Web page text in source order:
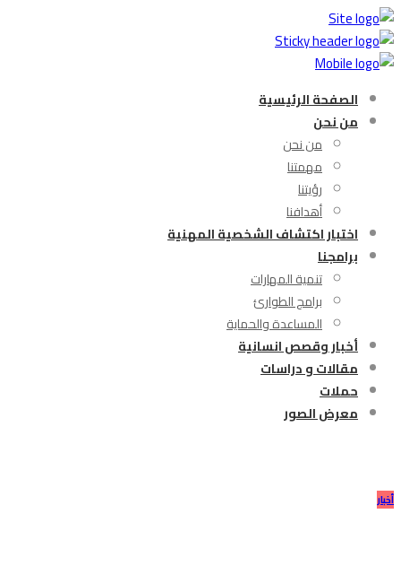
الصفحة الرئيسية
من نحن
من نحن
مهمتنا
رؤيتنا
أهدافنا
اختبار اكتشاف الشخصية المهنية
برامجنا
تنمية المهارات
برامج الطوارئ
المساعدة والحماية
أخبار وقصص انسانية
مقالات و دراسات
حملات
معرض الصور
أخبار